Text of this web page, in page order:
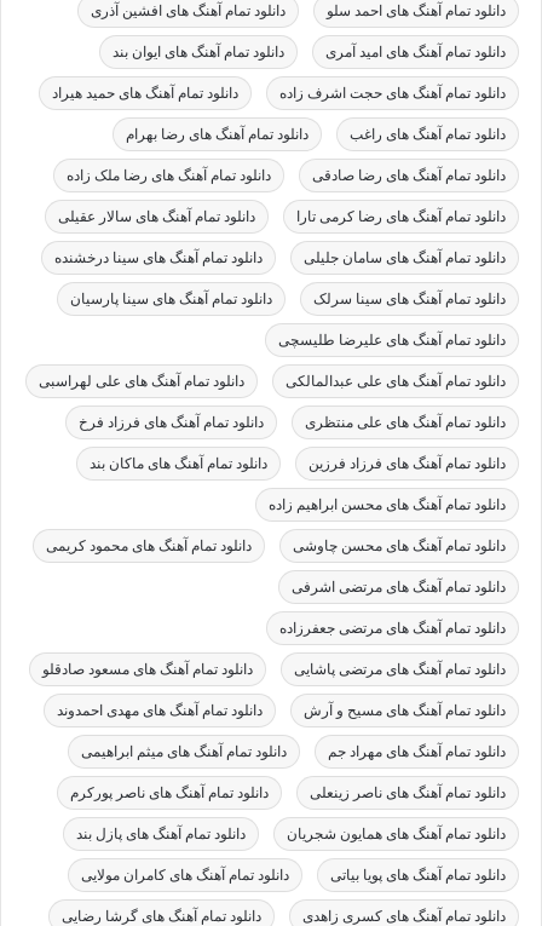
دانلود تمام آهنگ های احمد سلو دانلود تمام آهنگ های افشین آذری
دانلود تمام آهنگ های امید آمری دانلود تمام آهنگ های ایوان بند
دانلود تمام آهنگ های حجت اشرف زاده دانلود تمام آهنگ های حمید هیراد
دانلود تمام آهنگ های راغب دانلود تمام آهنگ های رضا بهرام
دانلود تمام آهنگ های رضا صادقی دانلود تمام آهنگ های رضا ملک زاده
دانلود تمام آهنگ های رضا کرمی تارا دانلود تمام آهنگ های سالار عقیلی
دانلود تمام آهنگ های سامان جلیلی دانلود تمام آهنگ های سینا درخشنده
دانلود تمام آهنگ های سینا سرلک دانلود تمام آهنگ های سینا پارسیان
دانلود تمام آهنگ های علیرضا طلیسچی
دانلود تمام آهنگ های علی عبدالمالکی دانلود تمام آهنگ های علی لهراسبی
دانلود تمام آهنگ های علی منتظری دانلود تمام آهنگ های فرزاد فرخ
دانلود تمام آهنگ های فرزاد فرزین دانلود تمام آهنگ های ماکان بند
دانلود تمام آهنگ های محسن ابراهیم زاده
دانلود تمام آهنگ های محسن چاوشی دانلود تمام آهنگ های محمود کریمی
دانلود تمام آهنگ های مرتضی اشرفی
دانلود تمام آهنگ های مرتضی جعفرزاده
دانلود تمام آهنگ های مرتضی پاشایی دانلود تمام آهنگ های مسعود صادقلو
دانلود تمام آهنگ های مسیح و آرش دانلود تمام آهنگ های مهدی احمدوند
دانلود تمام آهنگ های مهراد جم دانلود تمام آهنگ های میثم ابراهیمی
دانلود تمام آهنگ های ناصر زینعلی دانلود تمام آهنگ های ناصر پورکرم
دانلود تمام آهنگ های همایون شجریان دانلود تمام آهنگ های پازل بند
دانلود تمام آهنگ های پویا بیاتی دانلود تمام آهنگ های کامران مولایی
دانلود تمام آهنگ های کسری زاهدی دانلود تمام آهنگ های گرشا رضایی